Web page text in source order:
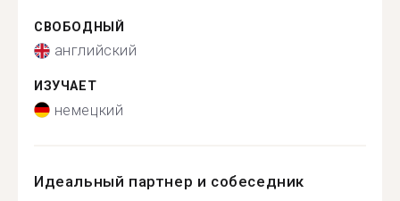
СВОБОДНЫЙ
английский
ИЗУЧАЕТ
немецкий
Идеальный партнер и собеседник